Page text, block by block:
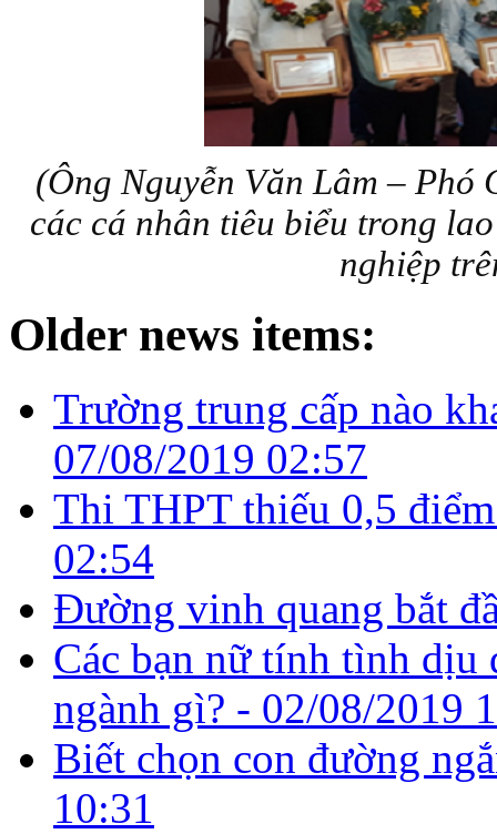
(Ông Nguyễn Văn Lâm – Phó
các cá nhân tiêu biểu trong
nghiệp
Older news items:
Trường trung cấp nào
07/08/2019 02:57
Thi THPT thiếu 0,5
02:54
Đường vinh quang bắt
Các bạn nữ tính tình dịu
ngành gì? - 02/08/2019
Biết chọn con đường
10:31